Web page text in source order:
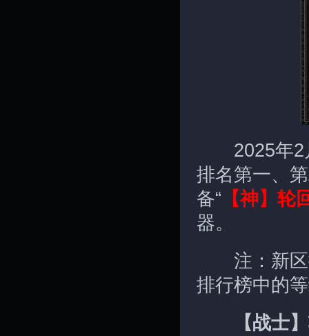
2025年2月
排名第一、
备“ 【神】
器。
注：新区
排行榜中的
【战士